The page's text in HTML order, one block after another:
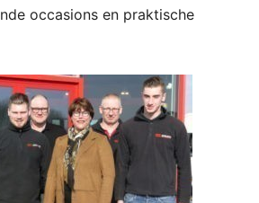
occasions en praktische